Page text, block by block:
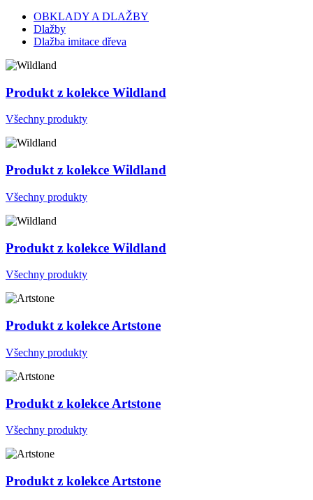
OBKLADY A DLAŽBY
Dlažby
Dlažba imitace dřeva
Produkt z kolekce Wildland
Všechny produkty
Produkt z kolekce Wildland
Všechny produkty
Produkt z kolekce Wildland
Všechny produkty
Produkt z kolekce Artstone
Všechny produkty
Produkt z kolekce Artstone
Všechny produkty
Produkt z kolekce Artstone